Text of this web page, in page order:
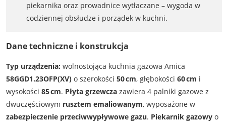
piekarnika oraz prowadnice wytłaczane – wygoda w
codziennej obsłudze i porządek w kuchni.
Dane techniczne i konstrukcja
Typ urządzenia: wolnostojąca kuchnia gazowa Amica
58GGD1.23OFP(XV)o szerokości 50 cm, głębokości 60 cm i
wysokości 85 cm. Płyta grzewczazawiera 4 palniki gazowe z
dwuczęściowym rusztem emaliowanym, wyposażone w
zabezpieczenie przeciwwypływowe gazu. Piekarnik gazowyo